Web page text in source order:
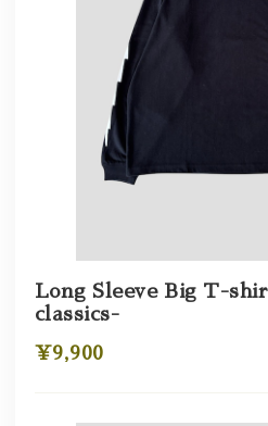
Long Sleeve Big T-
classics-
¥9,900